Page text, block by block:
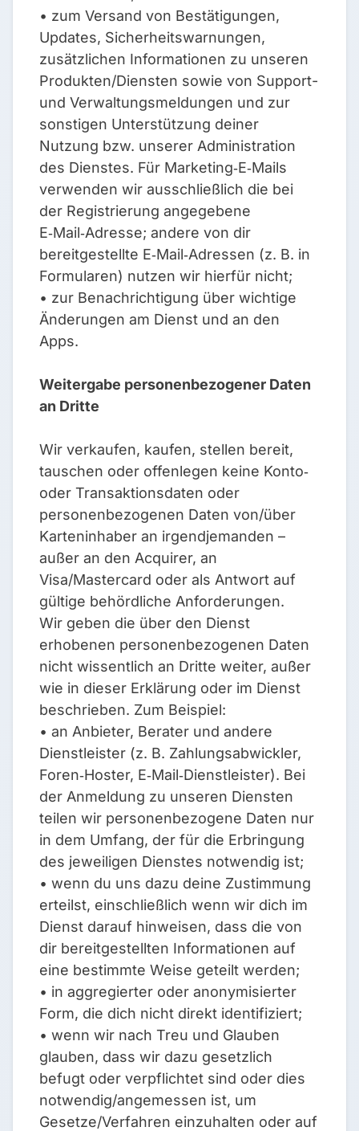
• zum Versand von Bestätigungen,
Updates, Sicherheitswarnungen,
zusätzlichen Informationen zu unseren
Produkten/Diensten sowie von Support-
und Verwaltungsmeldungen und zur
sonstigen Unterstützung deiner
Nutzung bzw. unserer Administration
des Dienstes. Für Marketing‑E‑Mails
verwenden wir ausschließlich die bei
der Registrierung angegebene
E‑Mail‑Adresse; andere von dir
bereitgestellte E‑Mail‑Adressen (z. B. in
Formularen) nutzen wir hierfür nicht;
• zur Benachrichtigung über wichtige
Änderungen am Dienst und an den
Apps.
Weitergabe personenbezogener Daten
an Dritte
Wir verkaufen, kaufen, stellen bereit,
tauschen oder offenlegen keine Konto‑
oder Transaktionsdaten oder
personenbezogenen Daten von/über
Karteninhaber an irgendjemanden –
außer an den Acquirer, an
Visa/Mastercard oder als Antwort auf
gültige behördliche Anforderungen.
Wir geben die über den Dienst
erhobenen personenbezogenen Daten
nicht wissentlich an Dritte weiter, außer
wie in dieser Erklärung oder im Dienst
beschrieben. Zum Beispiel:
• an Anbieter, Berater und andere
Dienstleister (z. B. Zahlungsabwickler,
Foren‑Hoster, E‑Mail‑Dienstleister). Bei
der Anmeldung zu unseren Diensten
teilen wir personenbezogene Daten nur
in dem Umfang, der für die Erbringung
des jeweiligen Dienstes notwendig ist;
• wenn du uns dazu deine Zustimmung
erteilst, einschließlich wenn wir dich im
Dienst darauf hinweisen, dass die von
dir bereitgestellten Informationen auf
eine bestimmte Weise geteilt werden;
• in aggregierter oder anonymisierter
Form, die dich nicht direkt identifiziert;
• wenn wir nach Treu und Glauben
glauben, dass wir dazu gesetzlich
befugt oder verpflichtet sind oder dies
notwendig/angemessen ist, um
Gesetze/Verfahren einzuhalten oder auf